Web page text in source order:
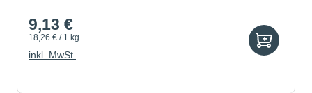
9,13 €
18,26 € / 1 kg
inkl. MwSt.